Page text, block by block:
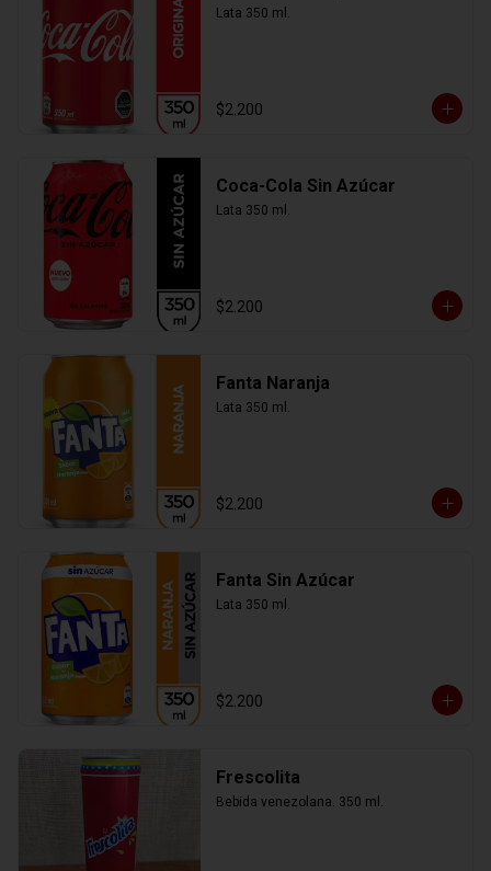
Lata 350 ml.
$2.200
Coca-Cola Sin Azúcar
Lata 350 ml.
$2.200
Fanta Naranja
Lata 350 ml.
$2.200
Fanta Sin Azúcar
Lata 350 ml.
$2.200
Frescolita
Bebida venezolana. 350 ml.